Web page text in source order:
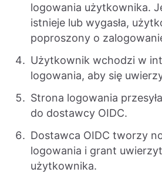
logowania użytkownika.
istnieje lub wygasła,
poproszony o
Użytkownik wchodzi w
logowania, aby się
Strona logowania
do dostawcy OIDC.
Dostawca OIDC tworzy
logowania i grant
użytkownika.